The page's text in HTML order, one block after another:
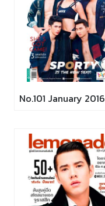
No.101 January 2016